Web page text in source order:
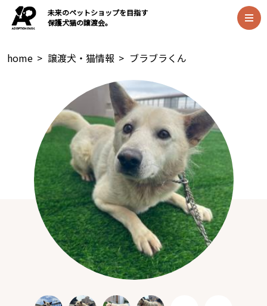
未来のペットショップを目指す
保護犬猫の譲渡会。
home > 譲渡犬・猫情報 > ブラブラくん